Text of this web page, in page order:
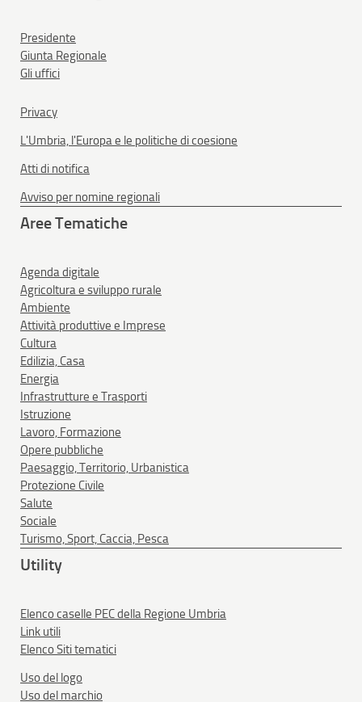
Presidente
Giunta Regionale
Gli uffici
Privacy
L'Umbria, l'Europa e le politiche di coesione
Atti di notifica
Avviso per nomine regionali
Aree Tematiche
Agenda digitale
Agricoltura e sviluppo rurale
Ambiente
Attività produttive e Imprese
Cultura
Edilizia, Casa
Energia
Infrastrutture e Trasporti
Istruzione
Lavoro, Formazione
Opere pubbliche
Paesaggio, Territorio, Urbanistica
Protezione Civile
Salute
Sociale
Turismo, Sport, Caccia, Pesca
Utility
Elenco caselle PEC della Regione Umbria
Link utili
Elenco Siti tematici
Uso del logo
Uso del marchio